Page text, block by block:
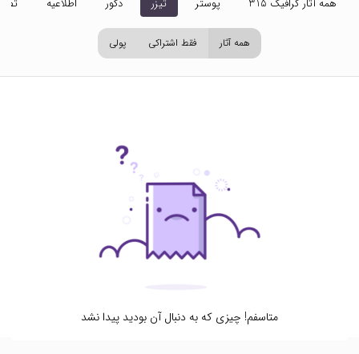
همه آثار گرافیک 315 پوستر تیزر دکور اطلاعیه
همه آثار فقط اشتراکی پولی
متاسفم! چیزی که به دنبال آن بودید پیدا نشد